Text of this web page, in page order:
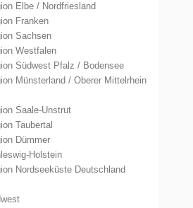
Elbe / Nordfriesland
Franken
Sachsen
Westfalen
Südwest Pfalz / Bodensee
Münsterland / Oberer Mittelrhein
Saale-Unstrut
Taubertal
Dümmer
Holstein
Nordseeküste Deutschland